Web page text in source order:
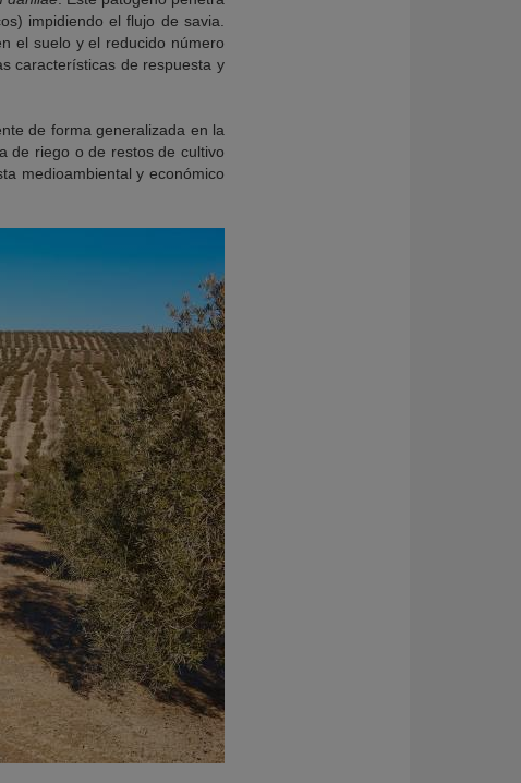
impidiendo el flujo de savia.
el suelo y el reducido número
características de respuesta y
de forma generalizada en la
de riego o de restos de cultivo
medioambiental y económico